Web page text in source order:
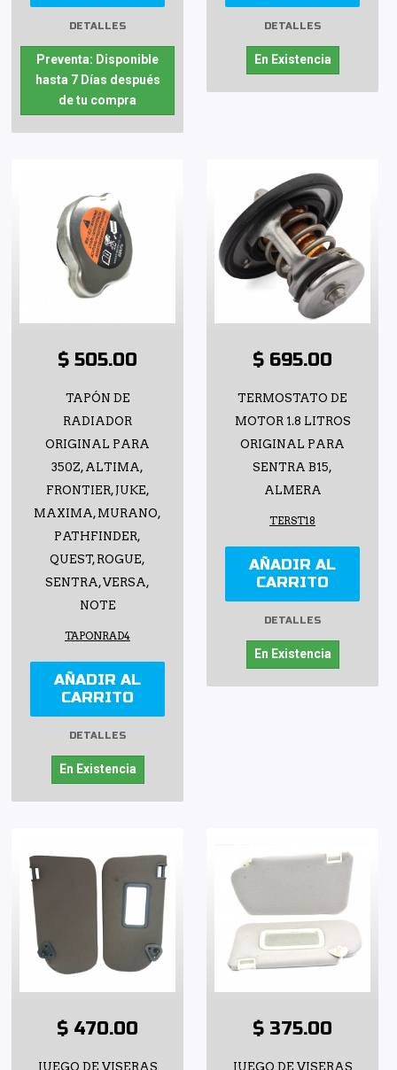
DETALLES
Preventa: Disponible
hasta 7 Días después
de tu compra
DETALLES
En Existencia
$ 505.00
TAPÓN DE
RADIADOR
ORIGINAL PARA
350Z, ALTIMA,
FRONTIER, JUKE,
MAXIMA, MURANO,
PATHFINDER,
QUEST, ROGUE,
SENTRA, VERSA,
NOTE
TAPONRAD4
AÑADIR AL
CARRITO
DETALLES
En Existencia
$ 695.00
TERMOSTATO DE
MOTOR 1.8 LITROS
ORIGINAL PARA
SENTRA B15,
ALMERA
TERST18
AÑADIR AL
CARRITO
DETALLES
En Existencia
$ 470.00
JUEGO DE VISERAS
$ 375.00
JUEGO DE VISERAS